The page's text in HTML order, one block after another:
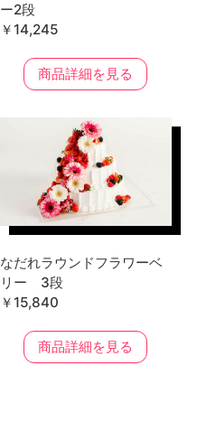
ー2段
￥14,245
商品詳細を見る
なだれラウンドフラワーベ
リー 3段
￥15,840
商品詳細を見る